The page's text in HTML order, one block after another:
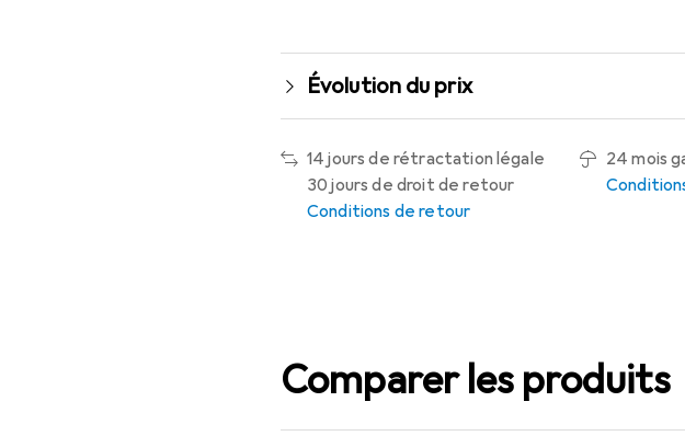
Évolution du prix
14 jours de rétractation légale
30 jours de droit de retour
Conditions de retour
24 mois
Comparer les produits